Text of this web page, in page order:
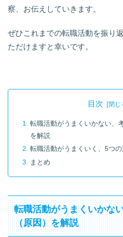
察、お伝えしていきます。
ぜひこれまでの転職活動を振り
ただけますと幸いです。
目次
転職活動がうまくいかない、
を解説
転職活動がうまくいく、5つ
まとめ
転職活動がうまくいかな
（原因）を解説